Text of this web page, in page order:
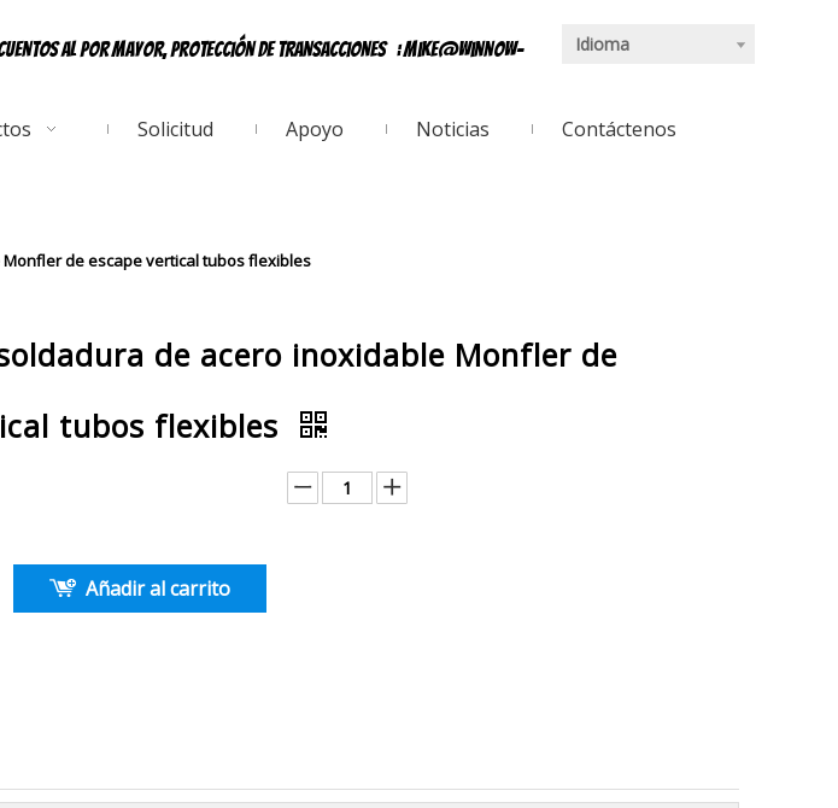
al por mayor, protección de transacciones :mike@winnow-
Idioma
Solicitud Apoyo Noticias Contáctenos
de escape vertical tubos flexibles
de acero inoxidable Monfler de
tubos flexibles
Añadir al carrito